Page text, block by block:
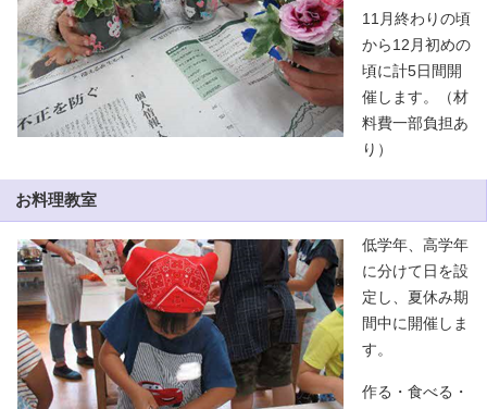
11月終わりの頃
から12月初めの
頃に計5日間開
催します。（材
料費一部負担あ
り）
お料理教室
低学年、高学年
に分けて日を設
定し、夏休み期
間中に開催しま
す。
作る・食べる・